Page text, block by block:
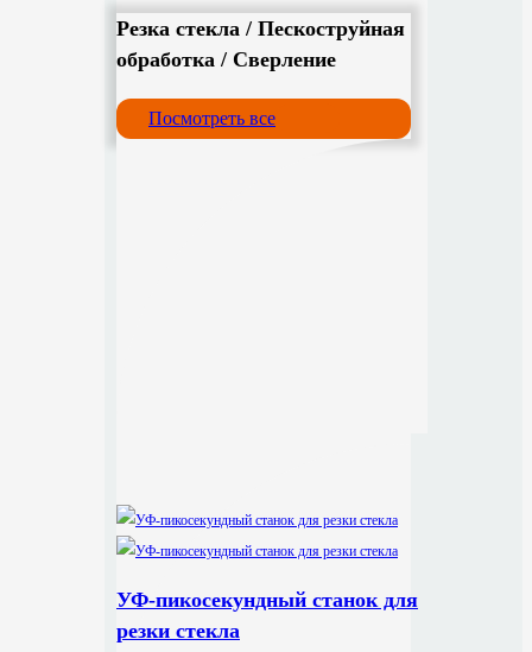
Резка стекла / Пескоструйная
обработка / Сверление
Посмотреть все
УФ-пикосекундный станок для
резки стекла